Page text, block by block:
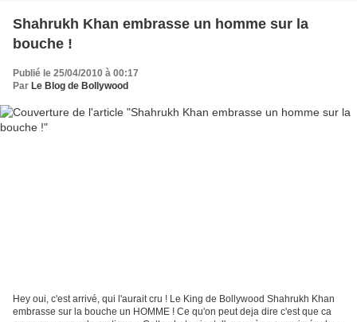
Shahrukh Khan embrasse un homme sur la
bouche !
Publié le 25/04/2010 à 00:17
Par Le Blog de Bollywood
Hey oui, c'est arrivé, qui l'aurait cru ! Le King de Bollywood Shahrukh Khan
embrasse sur la bouche un HOMME ! Ce qu'on peut deja dire c'est que ca